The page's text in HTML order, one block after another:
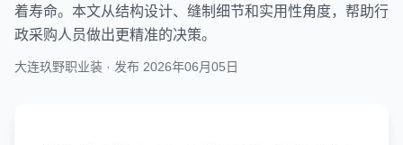
着寿命。本文从结构设计、缝制细节和实用性角度，帮助行
政采购人员做出更精准的决策。
大连玖野职业装 · 发布 2026年06月05日